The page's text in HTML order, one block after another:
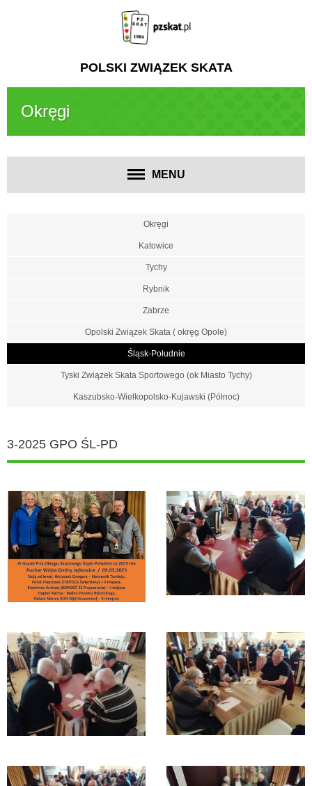
POLSKI ZWIĄZEK SKATA
Okręgi
MENU
Okręgi
Katowice
Tychy
Rybnik
Zabrze
Opolski Związek Skata ( okręg Opole)
Śląsk-Południe
Tyski Związek Skata Sportowego (ok Miasto Tychy)
Kaszubsko-Wielkopolsko-Kujawski (Północ)
3-2025 GPO ŚL-PD